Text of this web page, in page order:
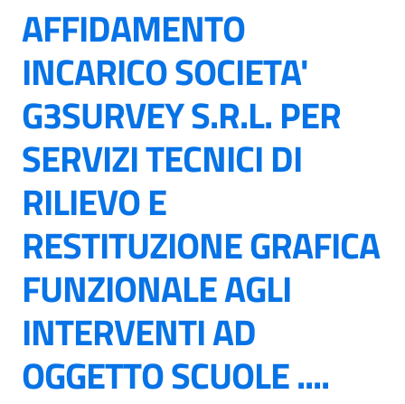
AFFIDAMENTO
INCARICO SOCIETA'
G3SURVEY S.R.L. PER
SERVIZI TECNICI DI
RILIEVO E
RESTITUZIONE GRAFICA
FUNZIONALE AGLI
INTERVENTI AD
OGGETTO SCUOLE ....